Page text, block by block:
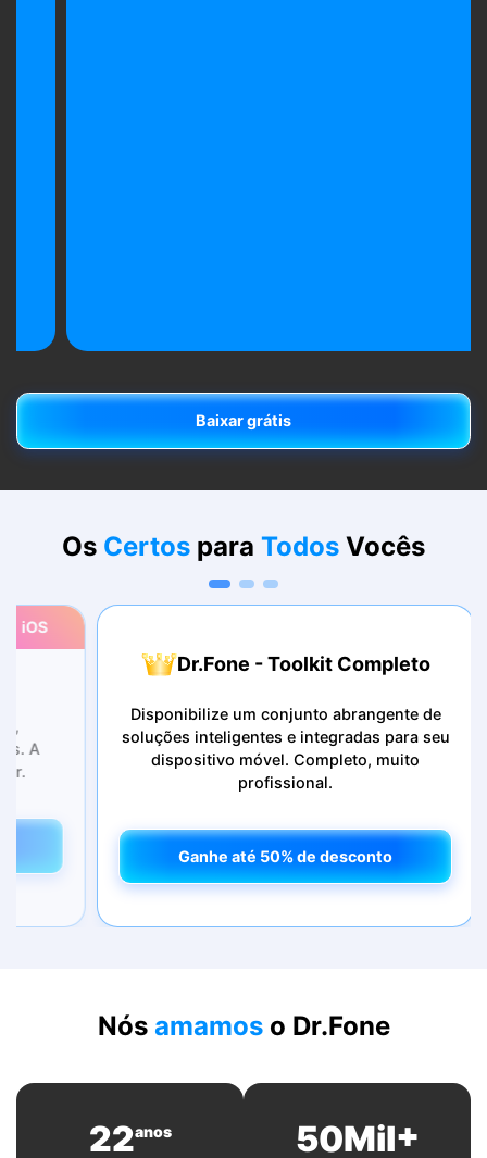
Baixar grátis
Baixar grátis
Os Certos para Todos Vocês
Dr.Fone - Toolkit Completo
Disponibilize um conjunto abrangente de
soluções inteligentes e integradas para seu
dispositivo móvel. Completo, muito
profissional.
Ganhe até 50% de desconto
Ganhe até 50% de desconto
Nós amamoso Dr.Fone
22anos 50Mil+